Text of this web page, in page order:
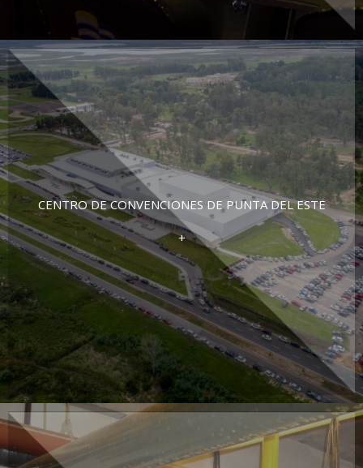
CENTRO DE CONVENCIONES DE PUNTA DEL ESTE
+